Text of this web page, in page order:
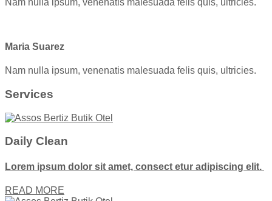
Maria Suarez
Nam nulla ipsum, venenatis malesuada felis quis, ultricies.
Services
Daily Clean
Lorem ipsum dolor sit amet, consect etur adipiscing elit.
READ MORE